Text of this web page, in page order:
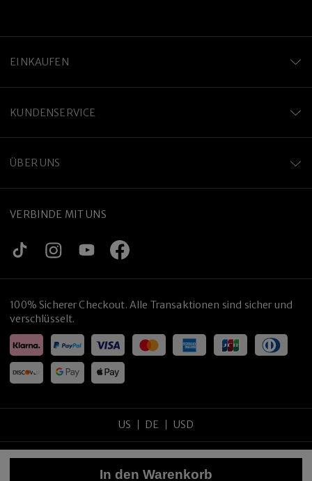
Handgefertigt in Japan
EINKAUFEN
KUNDENSERVICE
ÜBER UNS
VERBINDE MIT UNS
100% Sicherer Checkout. Alle Transaktionen sind sicher und
verschlüsselt.
US DE USD
Copyright©2026tijneyewear.Alle Rechte vorbehalten.
In den Warenkorb